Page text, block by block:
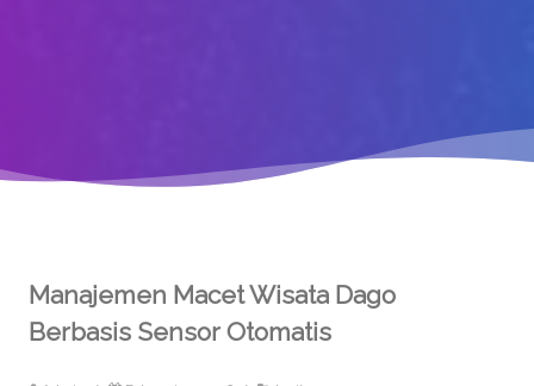
Manajemen Macet Wisata Dago
Berbasis Sensor Otomatis